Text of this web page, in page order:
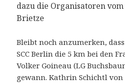
dazu die Organisatoren vom
Brietze
Bleibt noch anzumerken,
SCC Berlin die 5 km bei den
Volker Goineau (LG
gewann. Kathrin Schichtl von